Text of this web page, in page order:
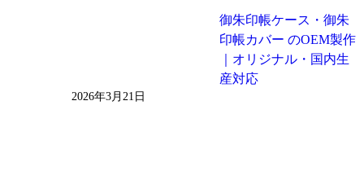
御朱印帳ケース・御朱
印帳カバー のOEM製作
｜オリジナル・国内生
産対応
2026年3月21日